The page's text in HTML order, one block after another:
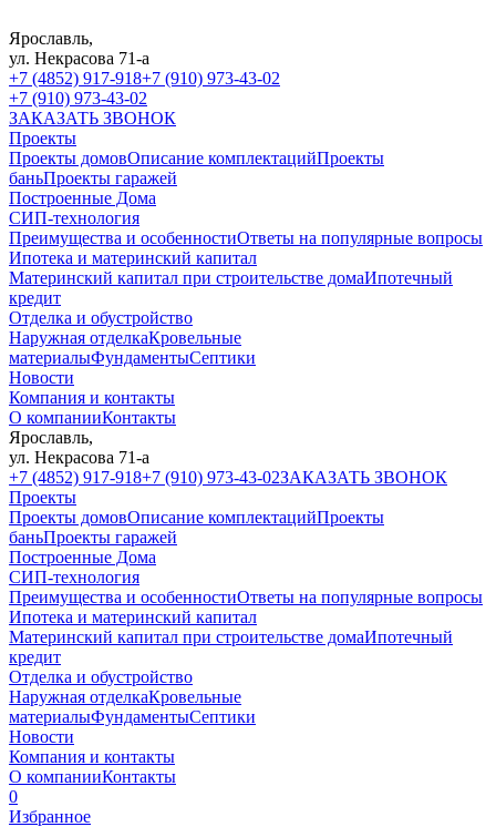
Ярославль,
ул. Некрасова 71-а
+7 (4852) 917-918+7 (910) 973-43-02
+7 (910) 973-43-02
ЗАКАЗАТЬ ЗВОНОК
Проекты
Проекты домовОписание комплектацийПроекты
баньПроекты гаражей
Построенные Дома
СИП-технология
Преимущества и особенностиОтветы на популярные вопросы
Ипотека и материнский капитал
Материнский капитал при строительстве домаИпотечный
кредит
Отделка и обустройство
Наружная отделкаКровельные
материалыФундаментыСептики
Новости
Компания и контакты
О компанииКонтакты
Ярославль,
ул. Некрасова 71-а
+7 (4852) 917-918+7 (910) 973-43-02ЗАКАЗАТЬ ЗВОНОК
Проекты
Проекты домовОписание комплектацийПроекты
баньПроекты гаражей
Построенные Дома
СИП-технология
Преимущества и особенностиОтветы на популярные вопросы
Ипотека и материнский капитал
Материнский капитал при строительстве домаИпотечный
кредит
Отделка и обустройство
Наружная отделкаКровельные
материалыФундаментыСептики
Новости
Компания и контакты
О компанииКонтакты
0
Избранное